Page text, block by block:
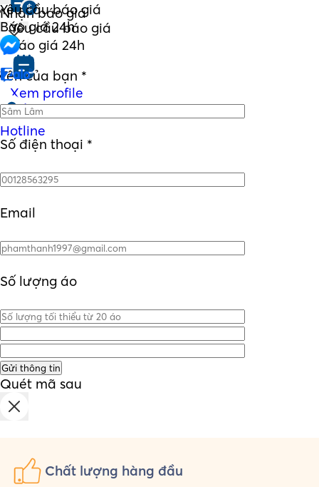
Yêu cầu báo giá
Báo giá 24h
Xem profile
Hồ sơ năng lực
Yêu cầu báo giá
Báo giá 24h
Hotline
Nhận báo giá
Tên của bạn *
Số điện thoại *
Email
Số lượng áo
Quét mã sau
Chất lượng hàng đầu